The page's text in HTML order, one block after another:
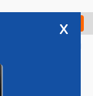
Check in
x